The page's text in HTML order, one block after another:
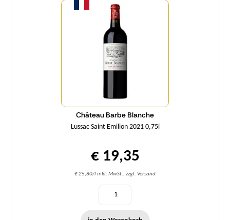
Château Barbe Blanche
Lussac Saint Emilion 2021 0,75l
€ 19,35
€ 25,80/l inkl. MwSt., zzgl. Versand